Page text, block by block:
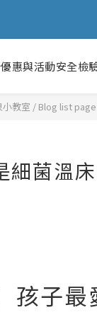
惠與活動安全檢
Blog list page
細菌溫
孩子